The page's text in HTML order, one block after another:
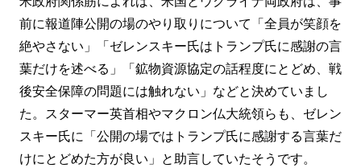
前に報道陣公開の場のやり取りについて「全員が笑顔を
絶やさない」「ゼレンスキー氏はトランプ氏に感謝の言
葉だけを述べる」「鉱物資源協定の話程度にとどめ、戦
後安全保障の問題には触れない」などと決めていまし
た。スターマー英首相やマクロン仏大統領らも、ゼレン
スキー氏に「公開の場ではトランプ氏に感謝する言葉だ
けにとどめた方が良い」と助言していたそうです。